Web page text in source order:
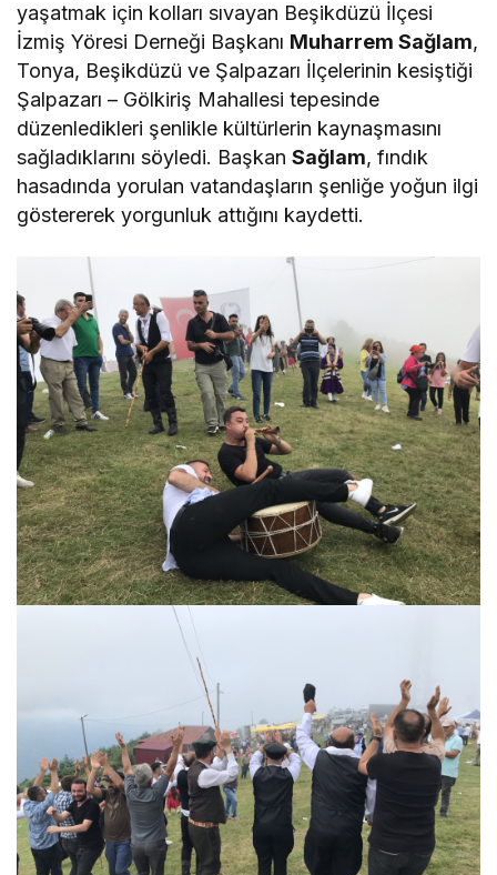
yaşatmak için kolları sıvayan Beşikdüzü İlçesi
İzmiş Yöresi Derneği Başkanı Muharrem Sağlam,
Tonya, Beşikdüzü ve Şalpazarı İlçelerinin kesiştiği
Şalpazarı – Gölkiriş Mahallesi tepesinde
düzenledikleri şenlikle kültürlerin kaynaşmasını
sağladıklarını söyledi. BaşkanSağlam, fındık
hasadında yorulan vatandaşların şenliğe yoğun ilgi
göstererek yorgunluk attığını kaydetti.